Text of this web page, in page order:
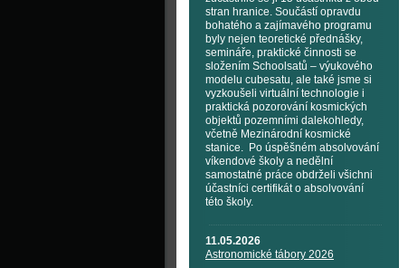
stran hranice. Součástí opravdu
bohatého a zajímavého programu
byly nejen teoretické přednášky,
semináře, praktické činnosti se
složením Schoolsatů – výukového
modelu cubesatu, ale také jsme si
vyzkoušeli virtuální technologie i
praktická pozorování kosmických
objektů pozemními dalekohledy,
včetně Mezinárodní kosmické
stanice. Po úspěšném absolvování
víkendové školy a nedělní
samostatné práce obdrželi všichni
účastníci certifikát o absolvování
této školy.
11.05.2026
Astronomické tábory 2026